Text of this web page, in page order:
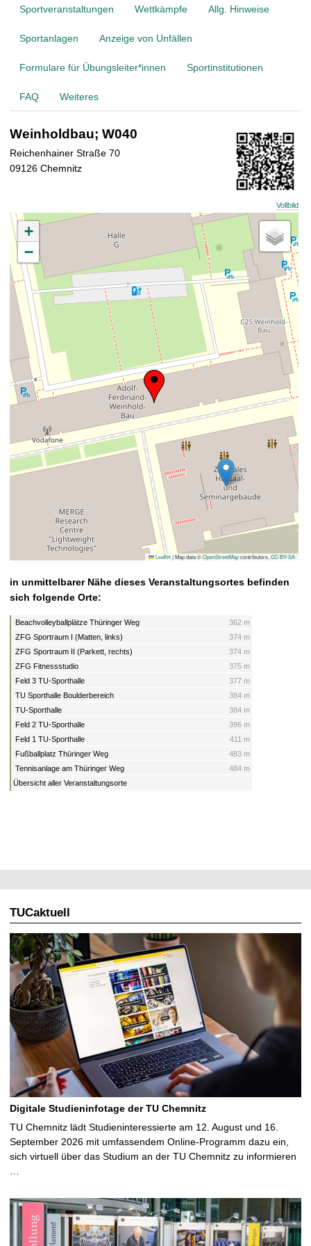
Sportveranstaltungen Wettkämpfe Allg. Hinweise
Sportanlagen Anzeige von Unfällen
Formulare für Übungsleiter*innen Sportinstitutionen
FAQ Weiteres
Weinholdbau; W040
Reichenhainer Straße 70
09126 Chemnitz
Vollbild
+
−
Leaflet |Map data ©OpenStreetMapcontributors, CC-BY-SA
in unmittelbarer Nähe dieses Veranstaltungsortes befinden
sich folgende Orte:
Beachvolleyballplätze Thüringer Weg
362 m
ZFG Sportraum I (Matten, links)
374 m
ZFG Sportraum II (Parkett, rechts)
374 m
ZFG Fitnessstudio
375 m
Feld 3 TU-Sporthalle
377 m
TU Sporthalle Boulderbereich
384 m
TU-Sporthalle
384 m
Feld 2 TU-Sporthalle
396 m
Feld 1 TU-Sporthalle
411 m
Fußballplatz Thüringer Weg
483 m
Tennisanlage am Thüringer Weg
484 m
Übersicht aller Veranstaltungsorte
TUCaktuell
Digitale Studieninfotage der TU Chemnitz
TU Chemnitz lädt Studieninteressierte am 12. August und 16.
September 2026 mit umfassendem Online-Programm dazu ein,
sich virtuell über das Studium an der TU Chemnitz zu informieren